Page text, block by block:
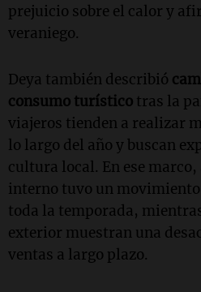
prejuicio sobre el calor y
veraniego.
Deya también describió
consumo turístico tras la
viajeros tienden a realizar
lo largo del año y buscan
cultura local. En ese
interno tuvo un
toda la temporada,
exterior muestran una
ventas a largo plazo.